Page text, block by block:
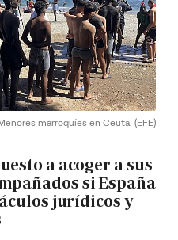
marroquíes en Ceuta. (EFE)
a acoger a sus
si España
jurídicos y